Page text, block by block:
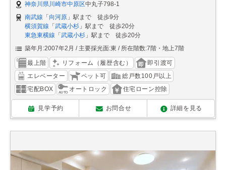
神奈川県川崎市中原区中丸子798-1
南武線 「 向河原 」駅まで 徒歩9分
横須賀線 「 武蔵小杉 」駅まで 徒歩20分
東急東横線 「 武蔵小杉 」駅まで 徒歩20分
築年月:2007年2月
主要採光面:東 所在階数:7階・地上7階
最上階 リフォーム（履歴含む）
即引渡可
エレベーター
ペット可
総戸数100戸以上
宅配BOX
オートロック 住宅ローン控除
見学予約 お問合せ 詳細を見る